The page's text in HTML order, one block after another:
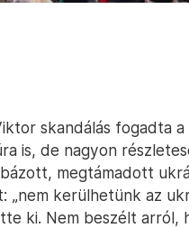
skandálás fogadta
is, de nagyon
megtámadott
kerülhetünk az
ki. Nem beszélt arról,